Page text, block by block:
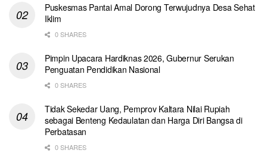
Puskesmas Pantai Amal Dorong Terwujudnya Desa Sehat
Iklim
0 SHARES
Pimpin Upacara Hardiknas 2026, Gubernur Serukan
Penguatan Pendidikan Nasional
0 SHARES
Tidak Sekedar Uang, Pemprov Kaltara Nilai Rupiah
sebagai Benteng Kedaulatan dan Harga Diri Bangsa di
Perbatasan
0 SHARES